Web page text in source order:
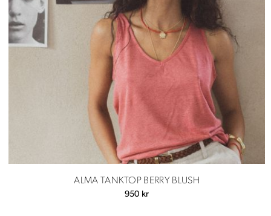
ALMA TANKTOP BERRY BLUSH
950 kr